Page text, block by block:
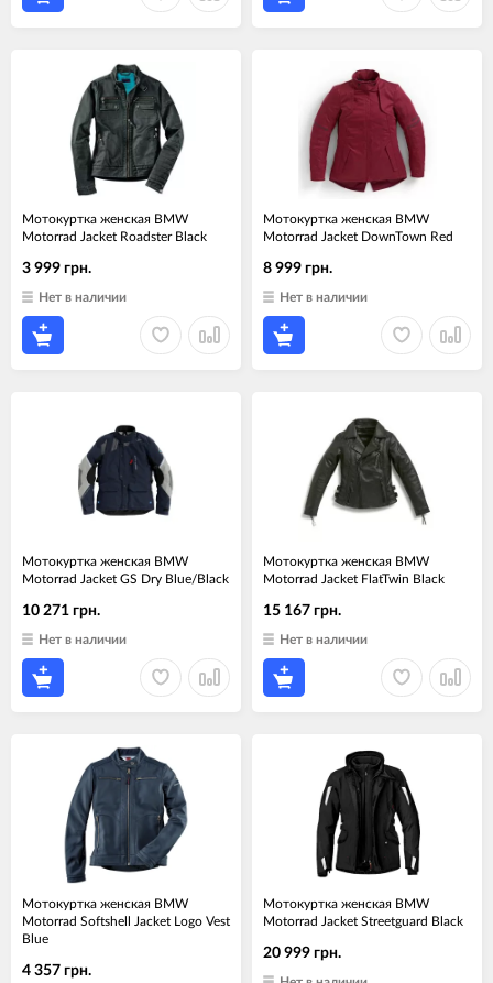
Мотокуртка женская BMW
Motorrad Jacket Roadster Black
3 999 грн.
Нет в наличии
Мотокуртка женская BMW
Motorrad Jacket DownTown Red
8 999 грн.
Нет в наличии
Мотокуртка женская BMW
Motorrad Jacket GS Dry Blue/Black
10 271 грн.
Нет в наличии
Мотокуртка женская BMW
Motorrad Jacket FlatTwin Black
15 167 грн.
Нет в наличии
Мотокуртка женская BMW
Motorrad Softshell Jacket Logo Vest
Blue
4 357 грн.
Мотокуртка женская BMW
Motorrad Jacket Streetguard Black
20 999 грн.